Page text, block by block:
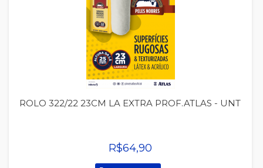
Quickview
ROLO 322/22 23CM LA EXTRA PROF.ATLAS - UNT
R$64,90